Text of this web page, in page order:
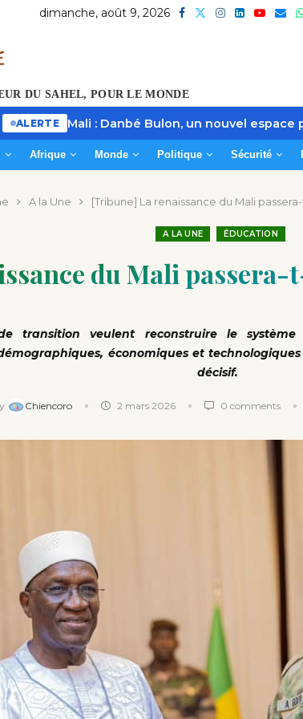
dimanche, août 9, 2026
DU SAHEL, POUR LE MONDE
ALERTE Mali : Danbé Bulon, un nouvel
Afrique Monde Politique Sécurité
A la Une [Tribune] La renaissance du Mali
A LA UNE ÉDUCATION
du Mali passera-
transition veulent reconstruire le
économiques et
décisif.
Chiencoro 2 mars 2026 0 comments